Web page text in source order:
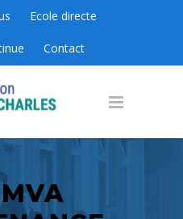
Ecole directe
Contact